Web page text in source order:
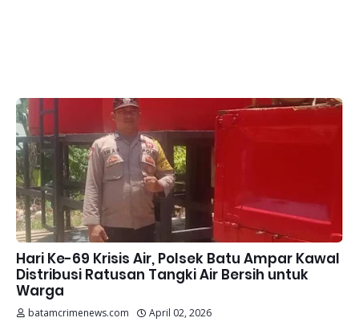
Hari Ke-69 Krisis Air, Polsek Batu Ampar Kawal
Distribusi Ratusan Tangki Air Bersih untuk
Warga
batamcrimenews.com April 02, 2026